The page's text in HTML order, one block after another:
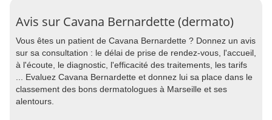
Avis sur Cavana Bernardette (dermato)
Vous êtes un patient de Cavana Bernardette ? Donnez un avis
sur sa consultation : le délai de prise de rendez-vous, l'accueil,
à l'écoute, le diagnostic, l'efficacité des traitements, les tarifs
... Evaluez Cavana Bernardette et donnez lui sa place dans le
classement des bons dermatologues à Marseille et ses
alentours.